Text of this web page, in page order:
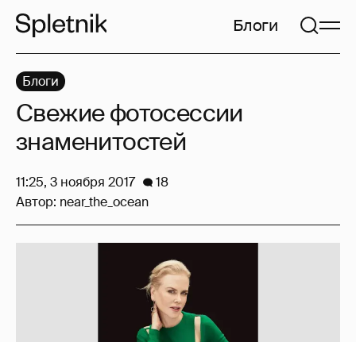
Блоги
Блоги
Свежие фотосессии
знаменитостей
11:25, 3 ноября 2017
18
Автор: near_the_ocean